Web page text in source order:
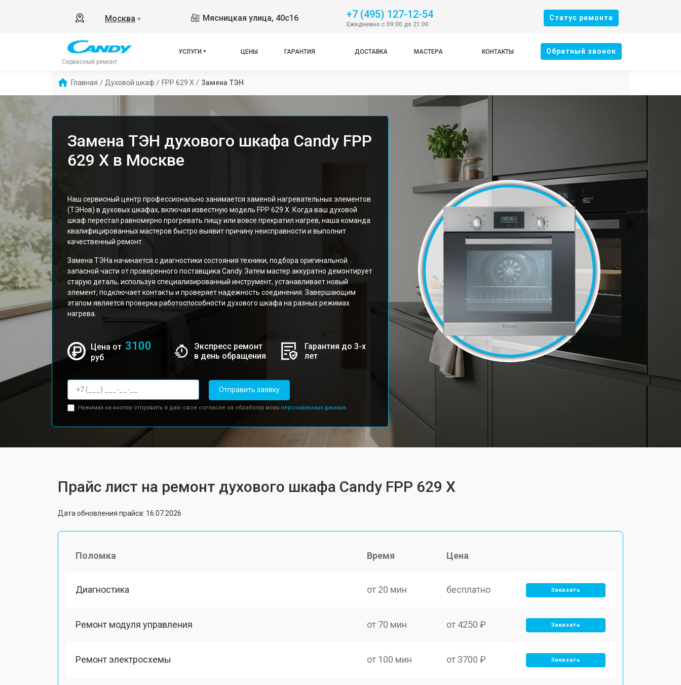
Москва ▼ Мясницкая улица, 40с16 +7 (495) 127-12-54
Ежедневно с 09:00 до 21:00
Cтатус ремонта
Сервисный ремонт
УСЛУГИ ЦЕНЫ ГАРАНТИЯ ДОСТАВКА МАСТЕРА КОНТАКТЫ Oбратный звонок
Главная / Духовой шкаф / FPP 629 X / Замена ТЭН
Замена ТЭН духового шкафа Candy FPP
629 X в Москве
Наш сервисный центр профессионально занимается заменой нагревательных элементов
(ТЭНов) в духовых шкафах, включая известную модель FPP 629 X. Когда ваш духовой
шкаф перестал равномерно прогревать пищу или вовсе прекратил нагрев, наша команда
квалифицированных мастеров быстро выявит причину неисправности и выполнит
качественный ремонт.
Замена ТЭНа начинается с диагностики состояния техники, подбора оригинальной
запасной части от проверенного поставщика Candy. Затем мастер аккуратно демонтирует
старую деталь, используя специализированный инструмент, устанавливает новый
элемент, подключает контакты и проверяет надежность соединения. Завершающим
этапом является проверка работоспособности духового шкафа на разных режимах
нагрева.
Цена от 3100
руб
Экспресс ремонт
в день обращения
Гарантия до 3-х
лет
Отправить заявку
Нажимая на кнопку отправить я даю свое согласие на обработку моих персональных данных.
Прайс лист на ремонт духового шкафа Candy FPP 629 X
Дата обновления прайса: 16.07.2026
Поломка Время Цена
Диагностика от 20 мин бесплатно Заказать
Ремонт модуля управления от 70 мин от 4250 ₽ Заказать
Ремонт электросхемы от 100 мин от 3700 ₽ Заказать